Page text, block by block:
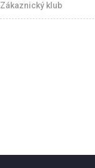
Zákaznický klub